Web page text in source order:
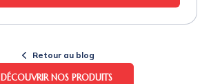
Retour au blog
DÉCOUVRIR NOS PRODUITS